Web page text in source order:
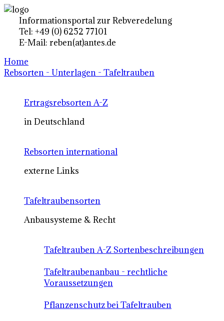
Informationsportal zur Rebveredelung
Tel: +49 (0) 6252 77101
E-Mail: reben(at)antes.de
Home
Rebsorten - Unterlagen - Tafeltrauben
Ertragsrebsorten A-Z
in Deutschland
Rebsorten international
externe Links
Tafeltraubensorten
Anbausysteme & Recht
Tafeltrauben A-Z Sortenbeschreibungen
Tafeltraubenanbau - rechtliche
Voraussetzungen
Pflanzenschutz bei Tafeltrauben